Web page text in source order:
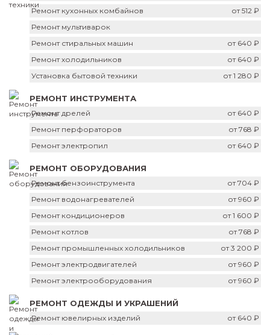
Ремонт кухонных комбайнов
от 512 ₽
Ремонт мультиварок
Ремонт стиральных машин
от 640 ₽
Ремонт холодильников
от 640 ₽
Установка бытовой техники
от 1 280 ₽
РЕМОНТ ИНСТРУМЕНТА
Ремонт дрелей
от 640 ₽
Ремонт перфораторов
от 768 ₽
Ремонт электропил
от 640 ₽
РЕМОНТ ОБОРУДОВАНИЯ
Ремонт бензоинструмента
от 704 ₽
Ремонт водонагревателей
от 960 ₽
Ремонт кондиционеров
от 1 600 ₽
Ремонт котлов
от 768 ₽
Ремонт промышленных холодильников
от 3 200 ₽
Ремонт электродвигателей
от 960 ₽
Ремонт электрооборудования
от 960 ₽
РЕМОНТ ОДЕЖДЫ И УКРАШЕНИЙ
Ремонт ювелирных изделий от 640 ₽